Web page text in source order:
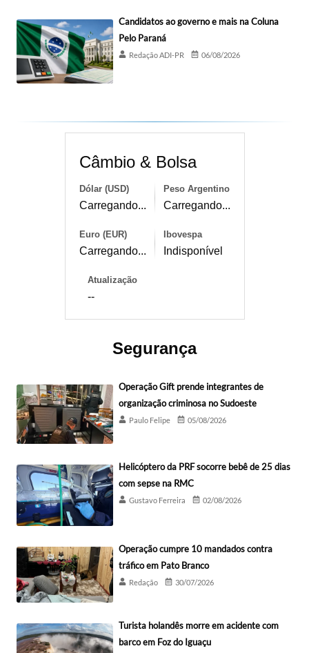
Candidatos ao governo e mais na Coluna
Pelo Paraná
Redação ADI-PR 06/08/2026
Câmbio & Bolsa
Dólar (USD)
Carregando...
Peso Argentino
Carregando...
Euro (EUR)
Carregando...
Ibovespa
Indisponível
Atualização
--
Segurança
Operação Gift prende integrantes de
organização criminosa no Sudoeste
Paulo Felipe 05/08/2026
Helicóptero da PRF socorre bebê de 25 dias
com sepse na RMC
Gustavo Ferreira 02/08/2026
Operação cumpre 10 mandados contra
tráfico em Pato Branco
Redação 30/07/2026
Turista holandês morre em acidente com
barco em Foz do Iguaçu